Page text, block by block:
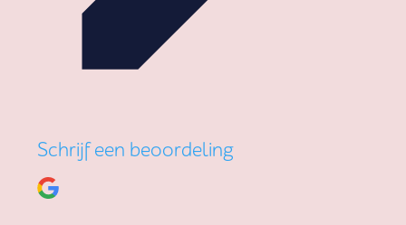
Schrijf een beoordeling